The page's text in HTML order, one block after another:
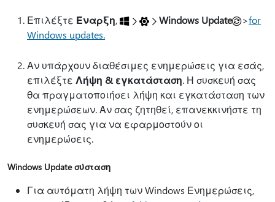
Επιλέξτε Έναρξη, Windows Update >for
Windows updates.
Αν υπάρχουν διαθέσιμες ενημερώσεις για εσάς,
επιλέξτε Λήψη & εγκατάσταση. Η συσκευή σας
θα πραγματοποιήσει λήψη και εγκατάσταση των
ενημερώσεων. Αν σας ζητηθεί, επανεκκινήστε τη
συσκευή σας για να εφαρμοστούν οι
ενημερώσεις.
Windows Update σύσταση
Για αυτόματη λήψη των Windows Ενημερώσεις,